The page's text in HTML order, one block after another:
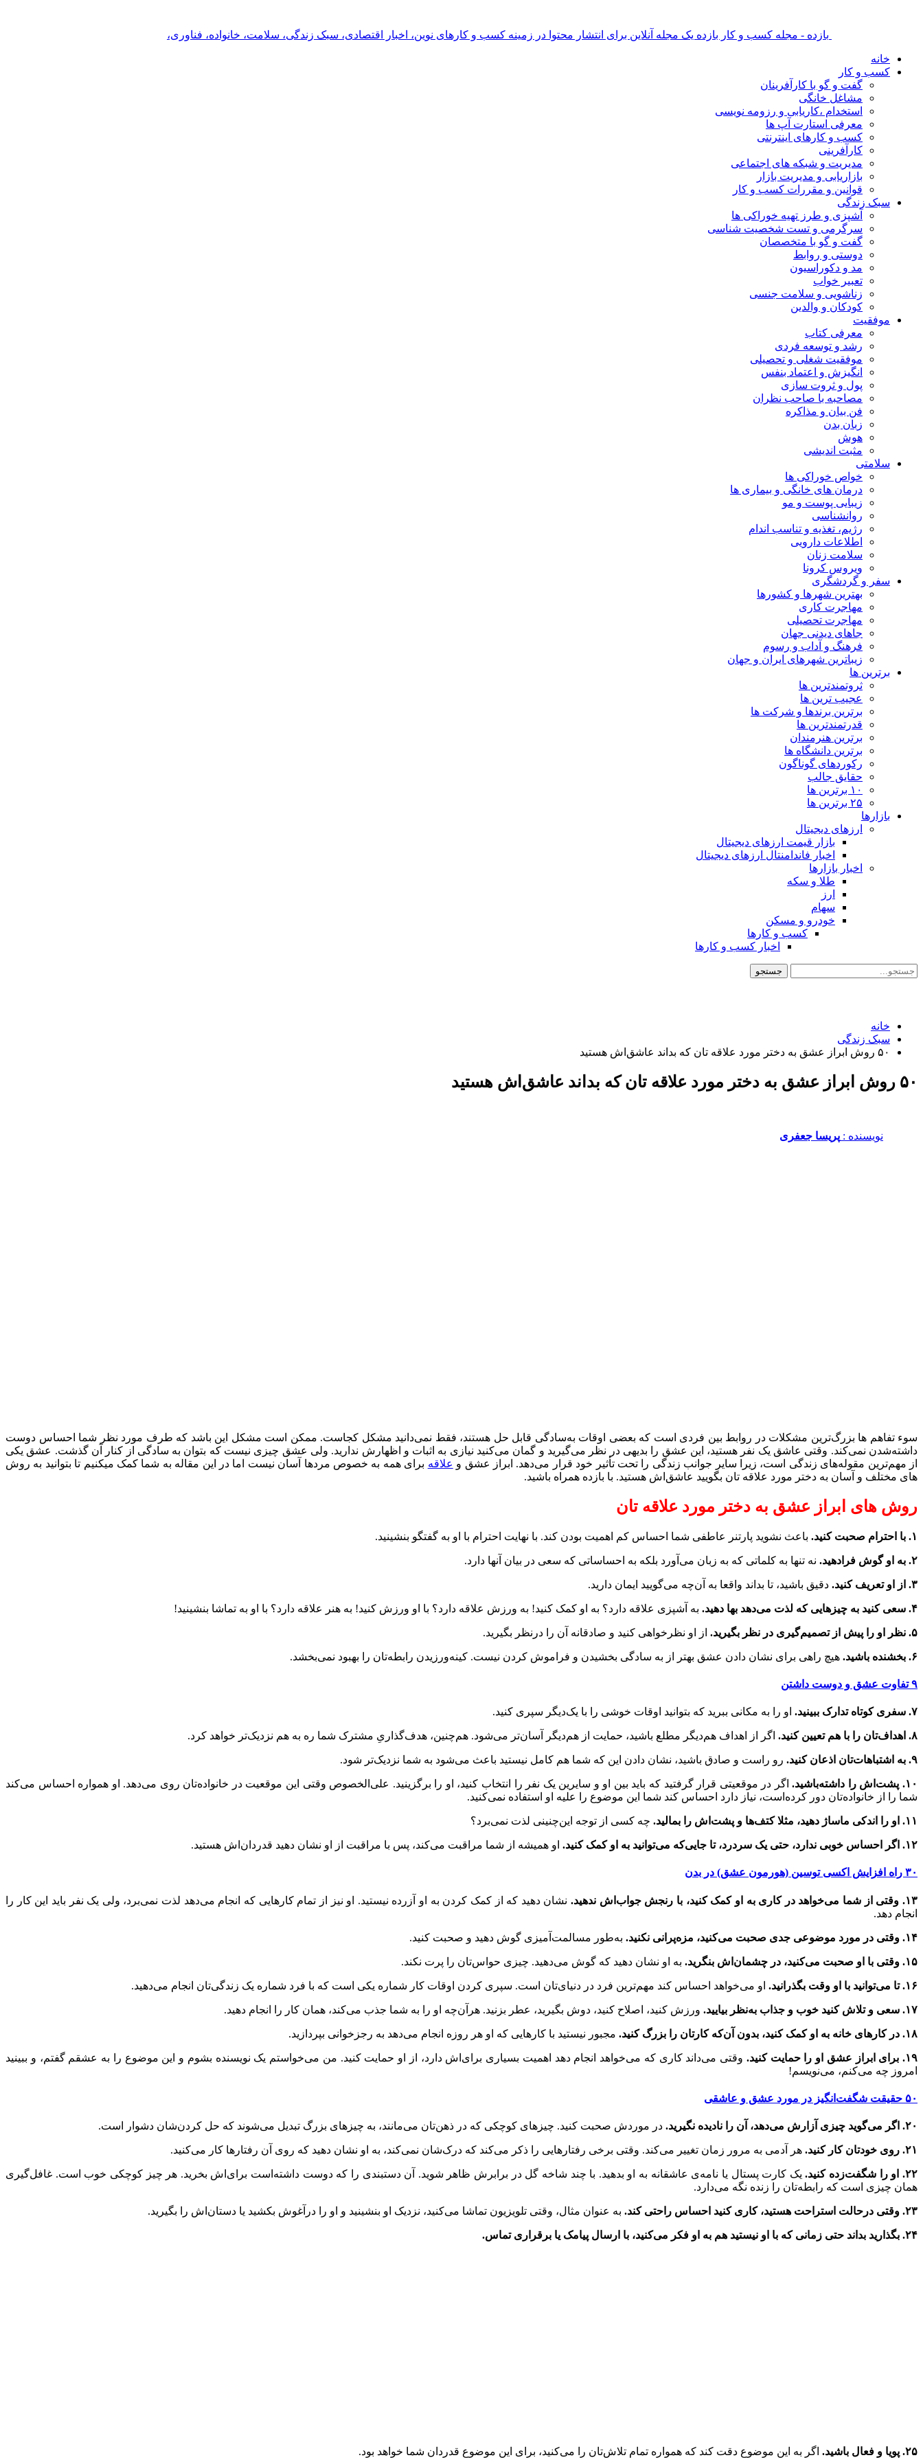
بازده - مجله کسب و کار بازده یک مجله آنلاین برای انتشار محتوا در زمینه کسب و کارهای نوین، اخبار اقتصادی، سبک زندگی، سلامت، خانواده، فناوری،
خانه
کسب و کار
گفت و گو با کارآفرینان
مشاغل خانگی
استخدام ،کاریابی و رزومه نویسی
معرفی استارت آپ ها
کسب و کارهای اینترنتی
کارآفرینی
مدیریت و شبکه های اجتماعی
بازاریابی و مدیریت بازار
قوانین و مقررات کسب و کار
سبک زندگی
آشپزی و طرز تهیه خوراکی ها
سرگرمی و تست شخصیت شناسی
گفت و گو با متخصصان
دوستی و روابط
مد و دکوراسیون
تعبیر خواب
زناشویی و سلامت جنسی
کودکان و والدین
موفقیت
معرفی کتاب
رشد و توسعه فردی
موفقیت شغلی و تحصیلی
انگیزش و اعتماد بنفس
پول و ثروت سازی
مصاحبه با صاحب نظران
فن بیان و مذاکره
زبان بدن
هوش
مثبت اندیشی
سلامتی
خواص خوراکی ها
درمان های خانگی و بیماری ها
زیبایی پوست و مو
روانشناسی
رژیم، تغذیه و تناسب اندام
اطلاعات دارویی
سلامت زنان
ویروس کرونا
سفر و گردشگری
بهترین شهرها و کشورها
مهاجرت کاری
مهاجرت تحصیلی
جاهای دیدنی جهان
فرهنگ و آداب و رسوم
زیباترین شهرهای ایران و جهان
برترین ها
ثروتمندترین ها
عجیب ترین ها
برترین برندها و شرکت ها
قدرتمندترین ها
برترین هنرمندان
برترین دانشگاه ها
رکوردهای گوناگون
حقایق جالب
۱۰ برترین ها
۲۵ برترین ها
بازارها
ارزهای دیجیتال
بازار قیمت ارزهای دیجیتال
اخبار فاندامنتال ارزهای دیجیتال
اخبار بازارها
طلا و سکه
ارز
سهام
خودرو و مسکن
کسب و کارها
اخبار کسب و کارها
خانه
سبک زندگی
۵۰ روش ابراز عشق به دختر مورد علاقه تان که بداند عاشق‌اش هستید
۵۰ روش ابراز عشق به دختر مورد علاقه تان که بداند عاشق‌اش هستید
نویسنده :‌ پریسا جعفری
سوء تفاهم ها بزرگ‌ترین مشکلات در روابط بین فردی است که بعضی اوقات به‌سادگی قابل حل هستند، فقط نمی‌دانید مشکل کجاست. ممکن است مشکل این باشد که طرف مورد نظر شما احساس دوست
داشته‌شدن نمی‌کند. وقتی عاشق یک نفر هستید، این عشق را بدیهی در نظر می‌گیرید و گمان می‌کنید نیازی به اثبات و اظهارش ندارید. ولی عشق چیزی نیست که بتوان به سادگی از کنار آن گذشت. عشق یکی
از مهم‌ترین مقوله‌های زندگی است، ‌زیرا سایر جوانب زندگی را تحت تأثیر خود قرار می‌دهد. ابراز عشق و علاقه برای همه به خصوص مردها آسان نیست اما در این مقاله به شما کمک میکنیم تا بتوانید به روش
های مختلف و آسان به دختر مورد علاقه تان بگویید عاشق‌اش هستید. با بازده همراه باشید.
روش های ابراز عشق به دختر مورد علاقه تان
۱. با احترام صحبت کنید. باعث نشوید پارتنر عاطفی شما احساس کم اهمیت بودن کند. با نهایت احترام با او به گفتگو بنشینید.
۲. به او گوش فرادهید. نه تنها به کلماتی که به زبان می‌آورد بلکه به احساساتی که سعی در بیان آنها دارد.
۳. از او تعریف کنید. دقیق باشید، تا بداند واقعا به آن‌چه می‌گویید ایمان دارید.
۴. سعی کنید به چیزهایی که لذت می‌دهد بها دهید. به آشپزی علاقه دارد؟ به او کمک کنید! به ورزش علاقه دارد؟ با او ورزش کنید! به هنر علاقه دارد؟ با او به تماشا بنشینید!
۵. نظر او را پیش از تصمیم‌گیری در نظر بگیرید. از او نظرخواهی کنید و صادقانه آن را درنظر بگیرید.
۶. بخشنده باشید. هیچ راهی برای نشان دادن عشق بهتر از به سادگی بخشیدن و فراموش کردن نیست. کینه‌ورزیدن رابطه‌تان را بهبود نمی‌بخشد.
۹ تفاوت عشق و دوست داشتن
۷. سفری کوتاه تدارک ببینید. او را به مکانی ببرید که بتوانید اوقات خوشی را با یک‌دیگر سپری کنید.
۸. اهداف‌تان را با هم تعیین کنید. اگر از اهداف هم‌دیگر مطلع باشید، حمایت از هم‌دیگر آسان‌تر می‌شود. هم‌چنین، هدف‌گذاریِ مشترک شما ره به هم نزدیک‌تر خواهد کرد.
۹. به اشتباهات‌تان اذعان کنید. رو راست و صادق باشید، نشان دادن این که شما هم کامل نیستید باعث می‌شود به شما نزدیک‌تر شود.
۱۰. پشت‌اش را داشته‌باشید.
اگر در موقعیتی قرار گرفتید که باید بین او و سایرین یک نفر را انتخاب کنید، او را برگزینید. علی‌الخصوص وقتی این موقعیت در خانواده‌تان روی می‌دهد. او همواره احساس می‌کند
شما را از خانواده‌تان دور کرده‌است، نیاز دارد احساس کند شما این موضوع را علیه او استفاده نمی‌کنید.
۱۱. او را اندکی ماساژ دهید، مثلا کتف‌ها و پشت‌اش را بمالید. چه کسی از توجه این‌چنینی لذت نمی‌برد؟
۱۲. اگر احساس خوبی ندارد، حتی یک سردرد، تا جایی‌که می‌توانید به او کمک کنید. او همیشه از شما مراقبت می‌کند، پس با مراقبت از او نشان دهید قدردان‌اش هستید.
۳۰ راه افزایش اکسی توسین (هورمون عشق) در بدن
۱۳. وقتی از شما می‌خواهد در کاری به او کمک کنید، با رنجش جواب‌اش ندهید.
نشان دهید که از کمک کردن به او آزرده نیستید. او نیز از تمام کارهایی که انجام می‌دهد لذت نمی‌برد، ولی یک نفر باید این کار را
انجام دهد.
۱۴. وقتی در مورد موضوعی جدی صحبت می‌کنید، مزه‌پرانی نکنید. به‌طور مسالمت‌آمیزی گوش دهید و صحبت کنید.
۱۵. وقتی با او صحبت می‌کنید، در چشمان‌اش بنگرید. به او نشان دهید که گوش می‌دهید. چیزی حواس‌تان را پرت نکند.
۱۶. تا می‌توانید با او وقت بگذرانید. او می‌خواهد احساس کند مهم‌ترین فرد در دنیای‌تان است. سپری کردن اوقات کار شماره یکی است که با فرد شماره یک زندگی‌تان انجام می‌دهید.
۱۷. سعی و تلاش کنید خوب و جذاب به‌نظر بیایید. ورزش کنید، اصلاح کنید، دوش بگیرید، عطر بزنید. هرآن‌چه او را به شما جذب می‌کند، همان کار را انجام دهید.
۱۸. در کارهای خانه به او کمک کنید، بدون آن‌که کارتان را بزرگ کنید. مجبور نیستید با کارهایی که او هر روزه انجام می‌دهد به رجزخوانی بپردازید.
۱۹. برای ابراز عشق او را حمایت کنید.
وقتی می‌داند کاری که می‌خواهد انجام دهد اهمیت بسیاری برای‌اش دارد، از او حمایت کنید. من می‌خواستم یک نویسنده بشوم و این موضوع را به عشقم گفتم، و ببینید
امروز چه می‌کنم، می‌نویسم!
۵۰ حقیقت شگفت‌انگیز در مورد عشق و عاشقی
۲۰. اگر می‌گوید چیزی آزارش می‌دهد، آن را نادیده نگیرید. در موردش صحبت کنید. چیزهای کوچکی که در ذهن‌تان می‌مانند، به چیزهای بزرگ تبدیل می‌شوند که حل کردن‌شان دشوار است.
۲۱. روی خودتان کار کنید. هر آدمی به مرور زمان تغییر می‌کند. وقتی برخی رفتارهایی را ذکر می‌کند که درک‌شان نمی‌کند، به او نشان دهید که روی آن رفتارها کار می‌کنید.
۲۲. او را شگفت‌زده کنید.
یک کارت پستال یا نامه‌ی عاشقانه به او بدهید. با چند شاخه گل در برابرش ظاهر شوید. آن دستبندی را که دوست داشته‌است برای‌اش بخرید. هر چیز کوچکی خوب است. غافل‌گیری
همان چیزی است که رابطه‌‌تان را زنده نگه می‌دارد.
۲۳. وقتی درحالت استراحت هستید، کاری کنید احساس راحتی کند. به عنوان مثال، وقتی تلویزیون تماشا می‌کنید، نزدیک او بنشینید و او را درآغوش بکشید یا دستان‌اش را بگیرید.
۲۴. بگذارید بداند حتی زمانی که با او نیستید هم به او فکر می‌کنید، با ارسال پیامک یا برقراری تماس.
۲۵. پویا و فعال باشید. اگر به این موضوع دقت کند که همواره تمام تلاش‌تان را می‌کنید، برای این موضوع قدردان شما خواهد بود.